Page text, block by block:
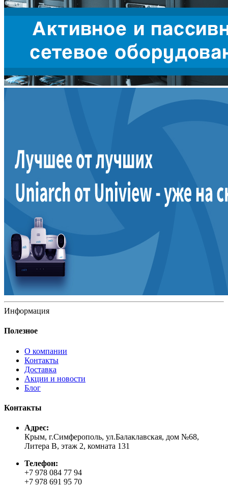
Информация
Полезное
О компании
Контакты
Доставка
Акции и новости
Блог
Контакты
Адрес:
Крым, г.Симферополь, ул.Балаклавская, дом №68,
Литера В, этаж 2, комната 131
Телефон:
+7 978 084 77 94
+7 978 691 95 70